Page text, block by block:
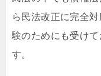
ら民法改正に完全
験のためにも受け
す。